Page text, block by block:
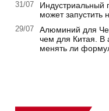
31/07
Индустриальный
может
29/07
Алюминий для
чем для Китая. В
менять ли